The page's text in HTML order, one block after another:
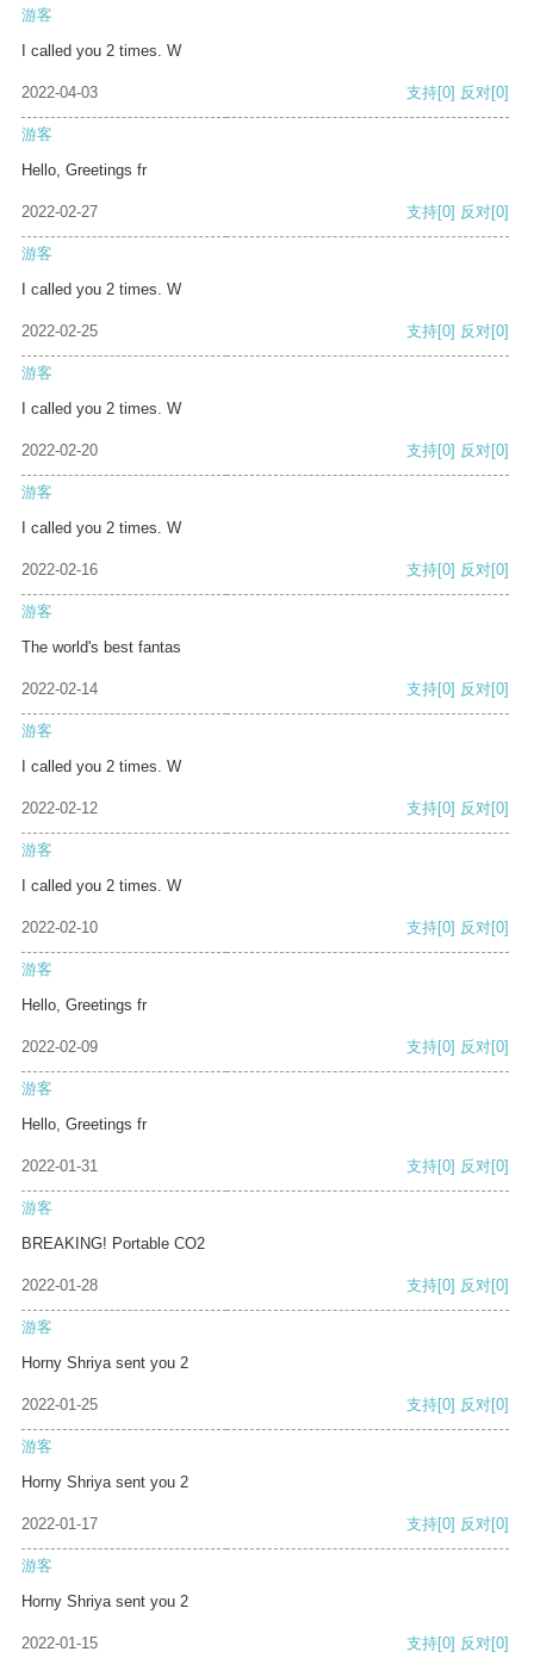
游客
I called you 2 times. W
2022-04-03 支持[0] 反对[0]
游客
Hello, Greetings fr
2022-02-27 支持[0] 反对[0]
游客
I called you 2 times. W
2022-02-25 支持[0] 反对[0]
游客
I called you 2 times. W
2022-02-20 支持[0] 反对[0]
游客
I called you 2 times. W
2022-02-16 支持[0] 反对[0]
游客
The world's best fantas
2022-02-14 支持[0] 反对[0]
游客
I called you 2 times. W
2022-02-12 支持[0] 反对[0]
游客
I called you 2 times. W
2022-02-10 支持[0] 反对[0]
游客
Hello, Greetings fr
2022-02-09 支持[0] 反对[0]
游客
Hello, Greetings fr
2022-01-31 支持[0] 反对[0]
游客
BREAKING! Portable CO2
2022-01-28 支持[0] 反对[0]
游客
Horny Shriya sent you 2
2022-01-25 支持[0] 反对[0]
游客
Horny Shriya sent you 2
2022-01-17 支持[0] 反对[0]
游客
Horny Shriya sent you 2
2022-01-15 支持[0] 反对[0]